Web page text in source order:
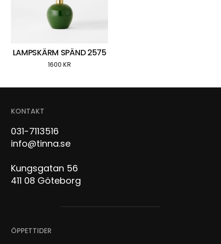
LAMPSKÄRM SPÄND 2575
1600KR
KONTAKT
031-7113516
info@tinna.se
Kungsgatan 56
411 08 Göteborg
ÖPPETTIDER